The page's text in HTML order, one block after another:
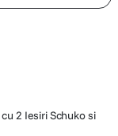
2 Iesiri Schuko si